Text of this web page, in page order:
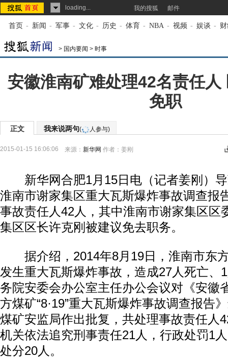
loading... 我的搜狐 邮件
首页 - 新闻 - 军事 - 文化 - 历史 - 体育 - NBA - 视频 - 娱谈 -
> 国内要闻 > 时事
安徽淮南矿难处理42名责任人
免职
正文 我来说两句( 人参与)
2015-01-15 16:06:06 来源： 新华网 作者：姜刚
新华网合肥1月15日电（记者姜刚）导
淮南市谢家集区重大瓦斯爆炸事故调查报
事故责任人42人，其中淮南市谢家集区区
集区区长许克刚被建议免去职务。
据介绍，2014年8月19日，淮南市东
发生重大瓦斯爆炸事故，造成27人死亡、
务院安委会办公室主任办公会议对《安徽
方煤矿“8·19”重大瓦斯爆炸事故调查报告
煤矿安监局作出批复，共处理事故责任人
机关依法追究刑事责任21人，行政处罚1
处分20人。